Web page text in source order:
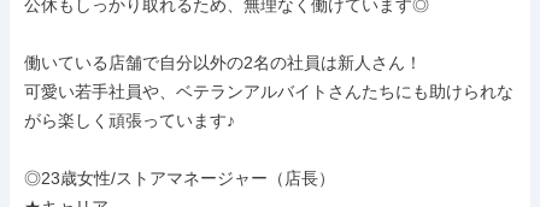
公休もしっかり取れるため、無理なく働けています◎
働いている店舗で自分以外の2名の社員は新人さん！
可愛い若手社員や、ベテランアルバイトさんたちにも助けられな
がら楽しく頑張っています♪
◎23歳女性/ストアマネージャー（店長）